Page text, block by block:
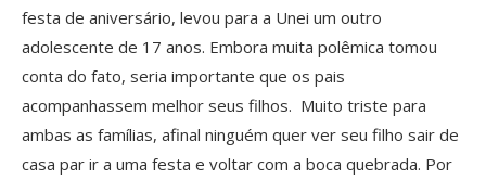
festa de aniversário, levou para a Unei um outro
adolescente de 17 anos. Embora muita polêmica tomou
conta do fato, seria importante que os pais
acompanhassem melhor seus filhos. Muito triste para
ambas as famílias, afinal ninguém quer ver seu filho sair de
casa par ir a uma festa e voltar com a boca quebrada. Por